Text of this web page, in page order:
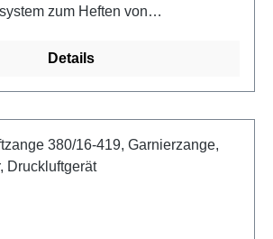
zum Heften von
Matritze das Material
Materialstärken von 5 mm bis 45
Befestigung von
Filzmatten auf Federkörben,
Details